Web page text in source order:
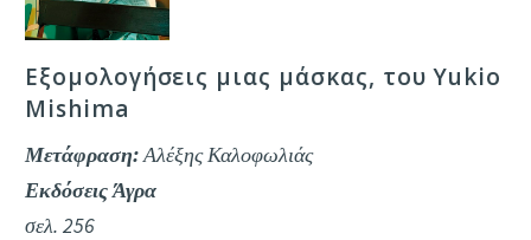
Εξομολογήσεις μιας μάσκας, του Yukio
Mishima
Μετάφραση:Αλέξης Καλοφωλιάς
Εκδόσεις Άγρα
σελ. 256